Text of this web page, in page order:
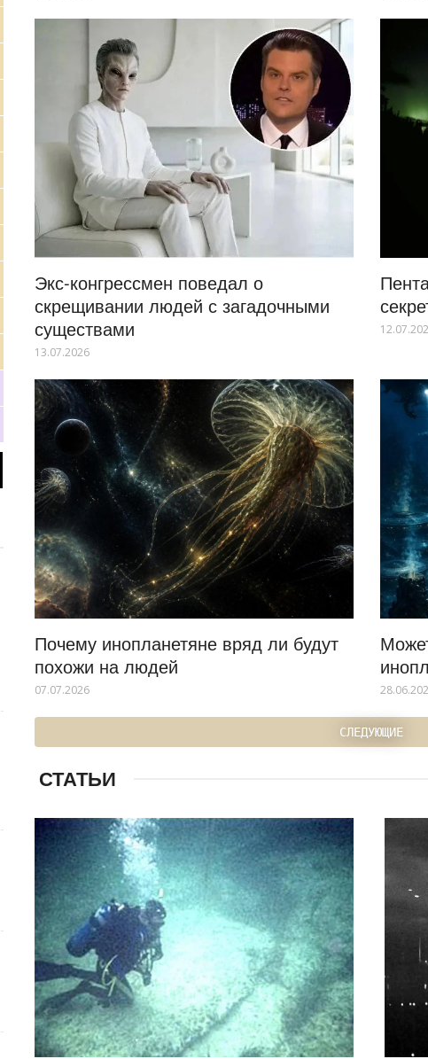
Экс-конгрессмен поведал о
скрещивании людей с загадочными
существами
13.07.2026
Почему инопланетяне вряд ли будут
похожи на людей
07.07.2026
СЛЕДУЮЩИЕ
СТАТЬИ